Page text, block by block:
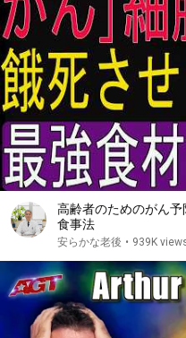
高齢者のためのがん
食事法
安らかな老後 • 939K